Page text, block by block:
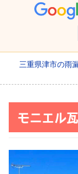
三重県津市の雨
モニエル